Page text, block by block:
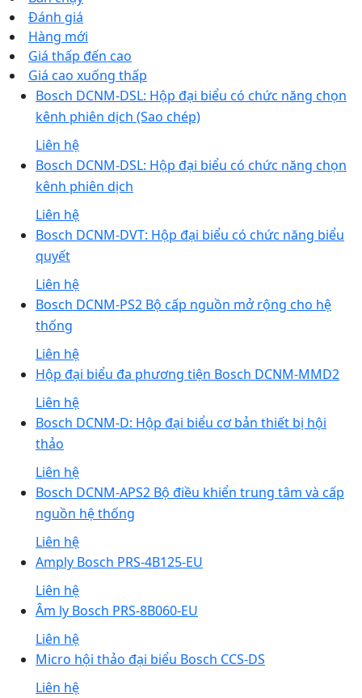
Đánh giá
Hàng mới
Giá thấp đến cao
Giá cao xuống thấp
Bosch DCNM-DSL: Hộp đại biểu có chức năng chọn
kênh phiên dịch (Sao chép)
Liên hệ
Bosch DCNM-DSL: Hộp đại biểu có chức năng chọn
kênh phiên dịch
Liên hệ
Bosch DCNM-DVT: Hộp đại biểu có chức năng biểu
quyết
Liên hệ
Bosch DCNM-PS2 Bộ cấp nguồn mở rộng cho hệ
thống
Liên hệ
Hộp đại biểu đa phương tiện Bosch DCNM-MMD2
Liên hệ
Bosch DCNM-D: Hộp đại biểu cơ bản thiết bị hội
thảo
Liên hệ
Bosch DCNM-APS2 Bộ điều khiển trung tâm và cấp
nguồn hệ thống
Liên hệ
Amply Bosch PRS-4B125-EU
Liên hệ
Âm ly Bosch PRS-8B060-EU
Liên hệ
Micro hội thảo đại biểu Bosch CCS-DS
Liên hệ